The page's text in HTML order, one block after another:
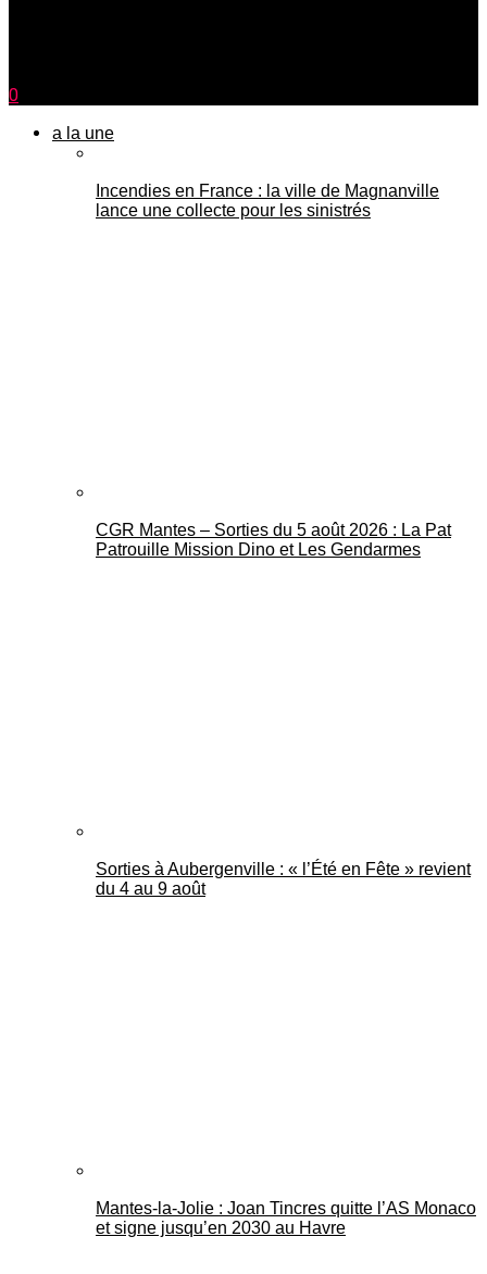
0
a la une
Incendies en France : la ville de Magnanville
lance une collecte pour les sinistrés
CGR Mantes – Sorties du 5 août 2026 : La Pat
Patrouille Mission Dino et Les Gendarmes
Sorties à Aubergenville : « l’Été en Fête » revient
du 4 au 9 août
Mantes-la-Jolie : Joan Tincres quitte l’AS Monaco
et signe jusqu’en 2030 au Havre